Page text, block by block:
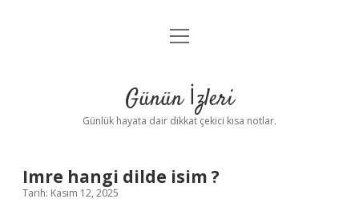
Anasayfa
Yasal Uyarı
menüyü
Günün İzleri
Günlük hayata dair dikkat çekici kısa notlar.
Imre hangi dilde isim ?
Tarih: Kasım 12, 2025